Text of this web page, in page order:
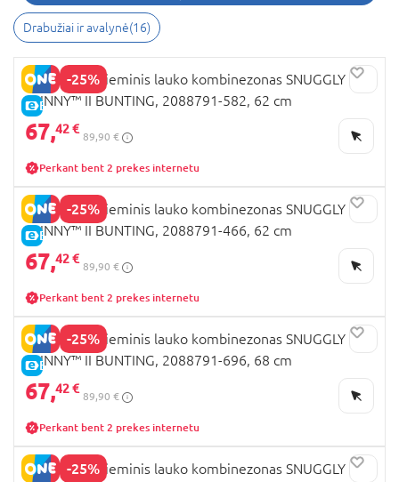
bėgioti ar tiesiog mėgautis grynu oru su
draugais.
Drabužiai ir avalynė(16)
-25%
E-KAINA
COLUMBIA žieminis lauko kombinezonas SNUGGLY
BUNNY™ II BUNTING, 2088791-582, 62 cm
67,42 €
89,90 €
Perkant bent 2 prekes internetu
-25%
E-KAINA
COLUMBIA žieminis lauko kombinezonas SNUGGLY
BUNNY™ II BUNTING, 2088791-466, 62 cm
67,42 €
89,90 €
Perkant bent 2 prekes internetu
-25%
E-KAINA
COLUMBIA žieminis lauko kombinezonas SNUGGLY
BUNNY™ II BUNTING, 2088791-696, 68 cm
67,42 €
89,90 €
Perkant bent 2 prekes internetu
-25%
COLUMBIA žieminis lauko kombinezonas SNUGGLY